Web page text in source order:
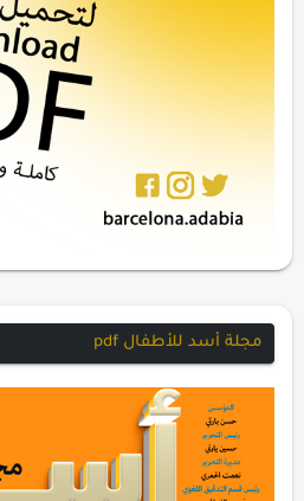
مجلة أسد للأطفال pdf